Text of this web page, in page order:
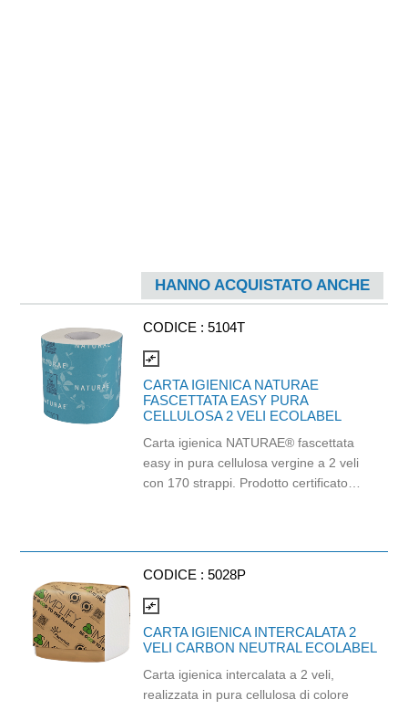
HANNO ACQUISTATO ANCHE
CODICE : 5104T
compare_arrows
CARTA IGIENICA NATURAE
FASCETTATA EASY PURA
CELLULOSA 2 VELI ECOLABEL
Carta igienica NATURAE® fascettata
easy in pura cellulosa vergine a 2 veli
con 170 strappi. Prodotto certificato
CODICE : 5028P
compare_arrows
CARTA IGIENICA INTERCALATA 2
VELI CARBON NEUTRAL ECOLABEL
Carta igienica intercalata a 2 veli,
realizzata in pura cellulosa di colore